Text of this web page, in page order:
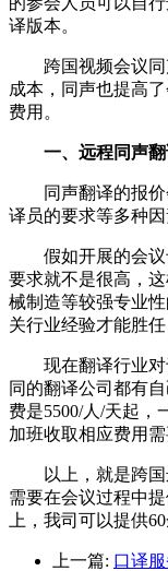
译版本。
跨国视频会议同
成本，同声也提高
费用。
一、远程同声
同声翻译的报价
译员的要求等多种因
假如开展的会议
要求就不是很高，
械制造等较强专业
关行业经验才能胜
现在翻译行业对
同的翻译公司都有
费是5500/人/天起，
加班收取相应费用需
以上，就是跨国
需要在会议过程中
上，我司可以提供
上一篇: 口译